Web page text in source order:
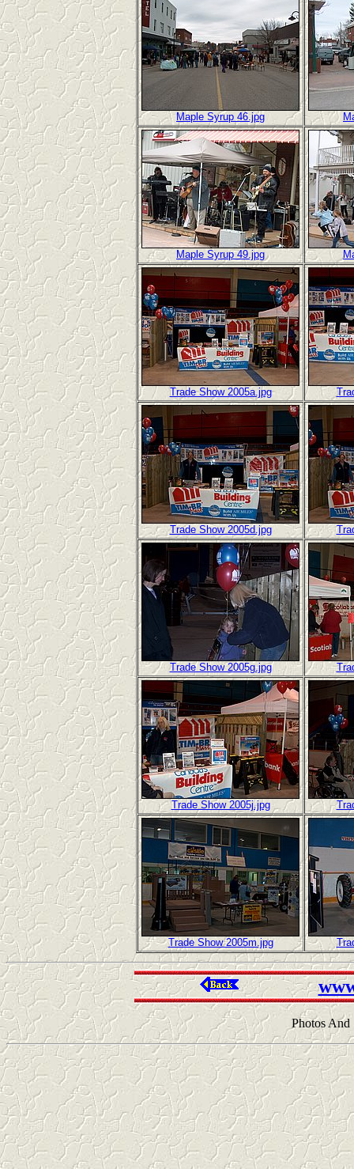
Maple Syrup 46.jpg
Maple Syrup 49.jpg
Trade Show 2005a.jpg
Trade Show 2005d.jpg
Trade Show 2005g.jpg
Trade Show 2005j.jpg
Trade Show 2005m.jpg
Photos And